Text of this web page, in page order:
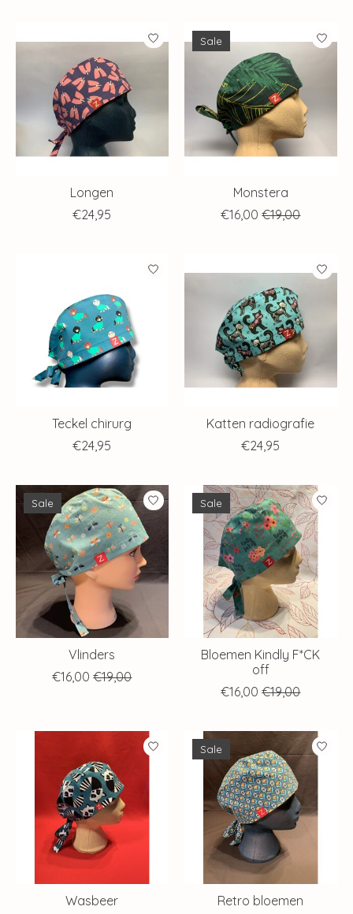
Longen
€24,95
Sale
Monstera
€16,00 €19,00
Teckel chirurg
€24,95
Katten radiografie
€24,95
Sale
Vlinders
€16,00 €19,00
Sale
Bloemen Kindly F*CK
off
€16,00 €19,00
Wasbeer
Sale
Retro bloemen